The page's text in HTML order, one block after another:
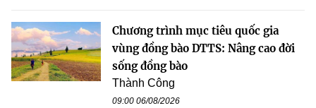
Chương trình mục tiêu quốc gia
vùng đồng bào DTTS: Nâng cao đời
sống đồng bào
Thành Công
09:00 06/08/2026